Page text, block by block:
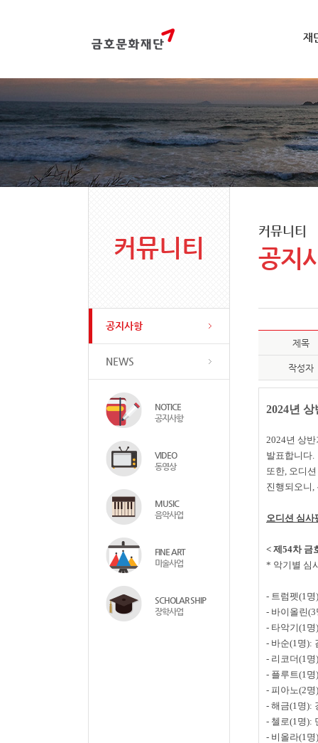
재
커뮤니티
공지사항
NEWS
NOTICE
공지사항
VIDEO
동영상
MUSIC
음악사업
FINE ART
미술사업
SCHOLAR SHIP
장학사업
커뮤니티
공지
제목
작성자
2024년 상
2024년 상
발표합니다.
또한, 오디션
진행되오니,
오디션 심사
< 제 54차 금
* 악기별 심
- 트럼펫(1명
- 바이올린(3
- 타악기(1명
- 바순(1명):
- 리코더(1명
- 플루트(1명
- 피아노(2명
- 해금(1명):
- 첼로(1명):
- 비올라(1명